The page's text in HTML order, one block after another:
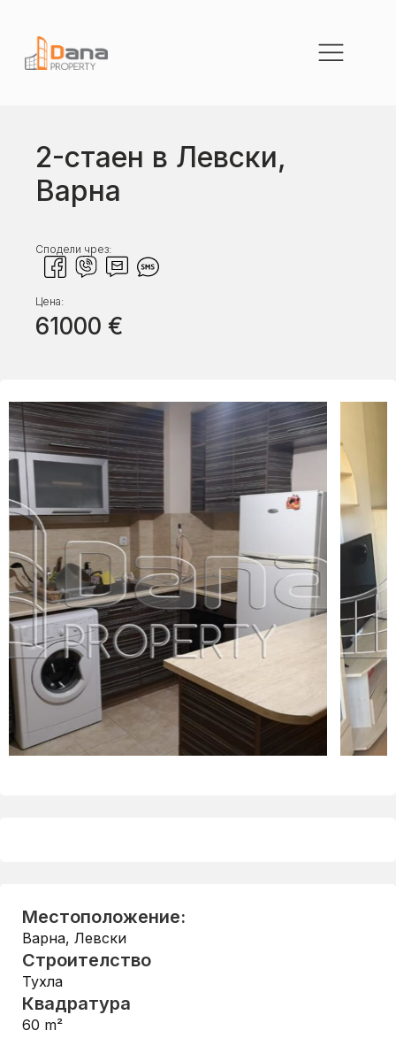
2-стаен в Левски,
Варна
Сподели чрез:
Цена:
61000 €
Местоположение:
Варна, Левски
Строителство
Тухла
Квадратура
60 m²